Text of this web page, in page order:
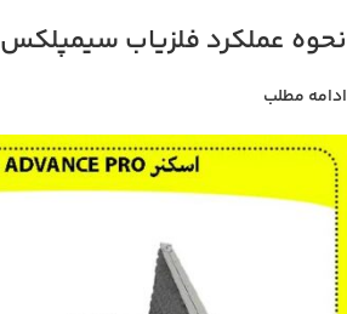
نحوه عملکرد فلزیاب سیمپلکس
ادامه مطلب